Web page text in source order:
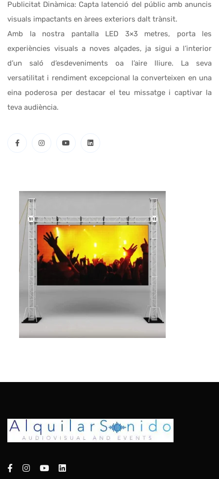
Publicitat Dinàmica: Capta latenció del públic amb anuncis
visuals impactants en àrees exteriors dalt trànsit.
Amb la nostra pantalla LED 3×3 metres, porta les
experiències visuals a noves alçades, ja sigui a l’interior
d’un saló d’esdeveniments oa l’aire lliure. La seva
versatilitat i rendiment excepcional la converteixen en una
eina poderosa per destacar el teu missatge i captivar la
teva audiència.